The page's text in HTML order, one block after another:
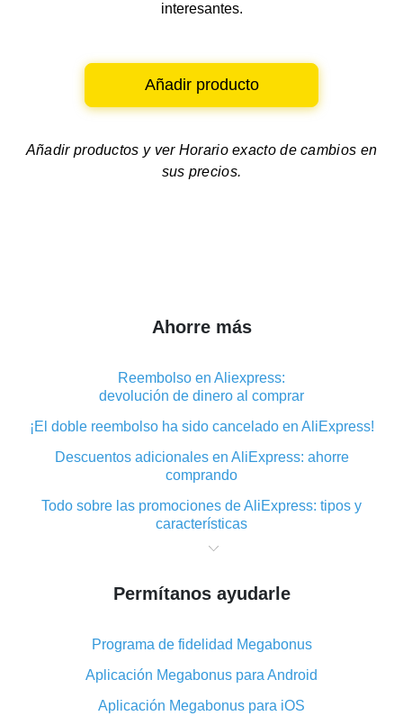
interesantes.
Añadir producto
Añadir productos y verHorario exacto de cambios en
sus precios.
Ahorre más
Reembolso en Aliexpress:
devolución de dinero al comprar
¡El doble reembolso ha sido cancelado en AliExpress!
Descuentos adicionales en AliExpress: ahorre
comprando
Todo sobre las promociones de AliExpress: tipos y
características
Qué es el reembolso «cashback» en AliExpress:
Dónde descargar la aplicación de reembolso en
En qué consiste el complemento de reembolso de
AliExpress y cuáles son sus ventajas
Reembolso desde la aplicación móvil de AliExpress:
Permítanos ayudarle
Programa de fidelidad Megabonus
Aplicación Megabonus para Android
Aplicación Megabonus para iOS